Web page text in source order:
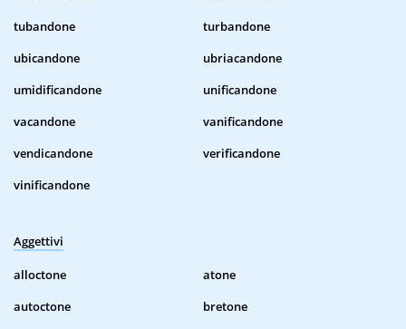
tubandone
turbandone
ubicandone
ubriacandone
umidificandone
unificandone
vacandone
vanificandone
vendicandone
verificandone
vinificandone
Aggettivi
alloctone
atone
autoctone
bretone